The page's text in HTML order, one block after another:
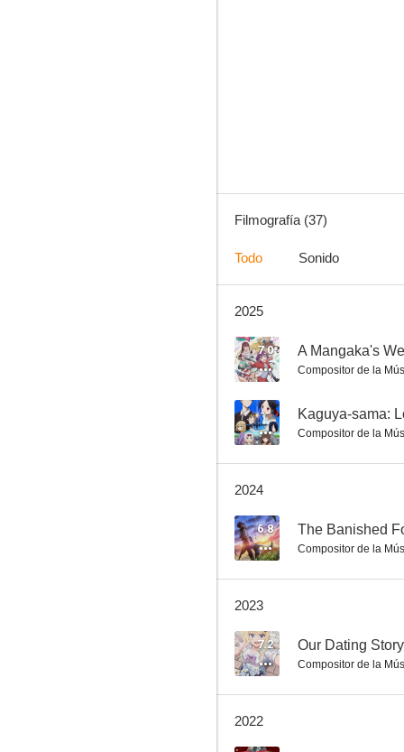
7.5
Monogatari Series: Second Season
7.0
Filmografía (37)
Todo Sonido
2025
7.0
Compositor de la
-- Kaguya-sama:
Compositor de la
2024
6.8 The Banished
Compositor de la
2023
7.2 Our Dating
Compositor de la
2022